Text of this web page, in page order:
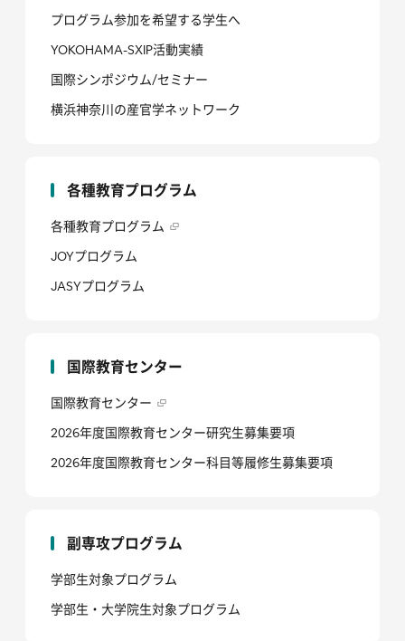
プログラム参加を希望する学生へ
YOKOHAMA-SXIP活動実績
国際シンポジウム/セミナー
横浜神奈川の産官学ネットワーク
各種教育プログラム
各種教育プログラム
JOYプログラム
JASYプログラム
国際教育センター
国際教育センター
2026年度国際教育センター研究生募集要項
2026年度国際教育センター科目等履修生募集要項
副専攻プログラム
学部生対象プログラム
学部生・大学院生対象プログラム